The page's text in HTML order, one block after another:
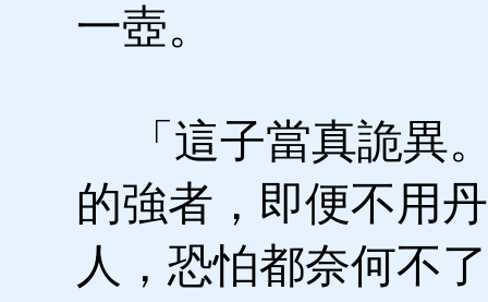
一壺。
「這子當真詭異
的強者，即便不用
人，恐怕都奈何不